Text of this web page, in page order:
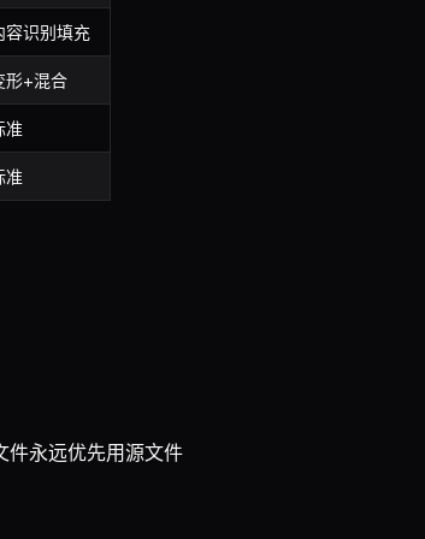
容识别填充
形+混合
准
准
永远优先用源文件